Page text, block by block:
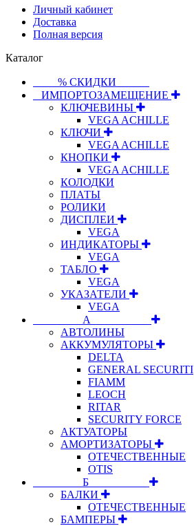
Личный кабинет
Доставка
Полная версия
Каталог
⠀⠀⠀% СКИДКИ⠀⠀⠀⠀
⠀ИМПОРТОЗАМЕЩЕНИЕ
КЛЮЧЕВИНЫ
VEGA ACHILLE
КЛЮЧИ
VEGA ACHILLE
КНОПКИ
VEGA ACHILLE
КОЛОДКИ
ПЛАТЫ
РОЛИКИ
ДИСПЛЕИ
VEGA
ИНДИКАТОРЫ
VEGA
ТАБЛО
VEGA
УКАЗАТЕЛИ
VEGA
⠀⠀⠀⠀⠀⠀А⠀⠀⠀⠀⠀⠀⠀
АВТОЛИНЫ
АККУМУЛЯТОРЫ
DELTA
GENERAL SECURITI
FIAMM
LEOCH
RITAR
SECURITY FORCE
АКТУАТОРЫ
АМОРТИЗАТОРЫ
ОТЕЧЕСТВЕННЫЕ
OTIS
⠀⠀⠀⠀⠀⠀Б⠀⠀⠀⠀⠀⠀⠀
БАЛКИ
ОТЕЧЕСТВЕННЫЕ
БАМПЕРЫ